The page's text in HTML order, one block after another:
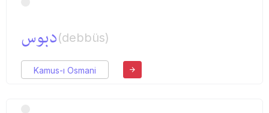
دبوس(debbüs)
Kamus-ı Osmani